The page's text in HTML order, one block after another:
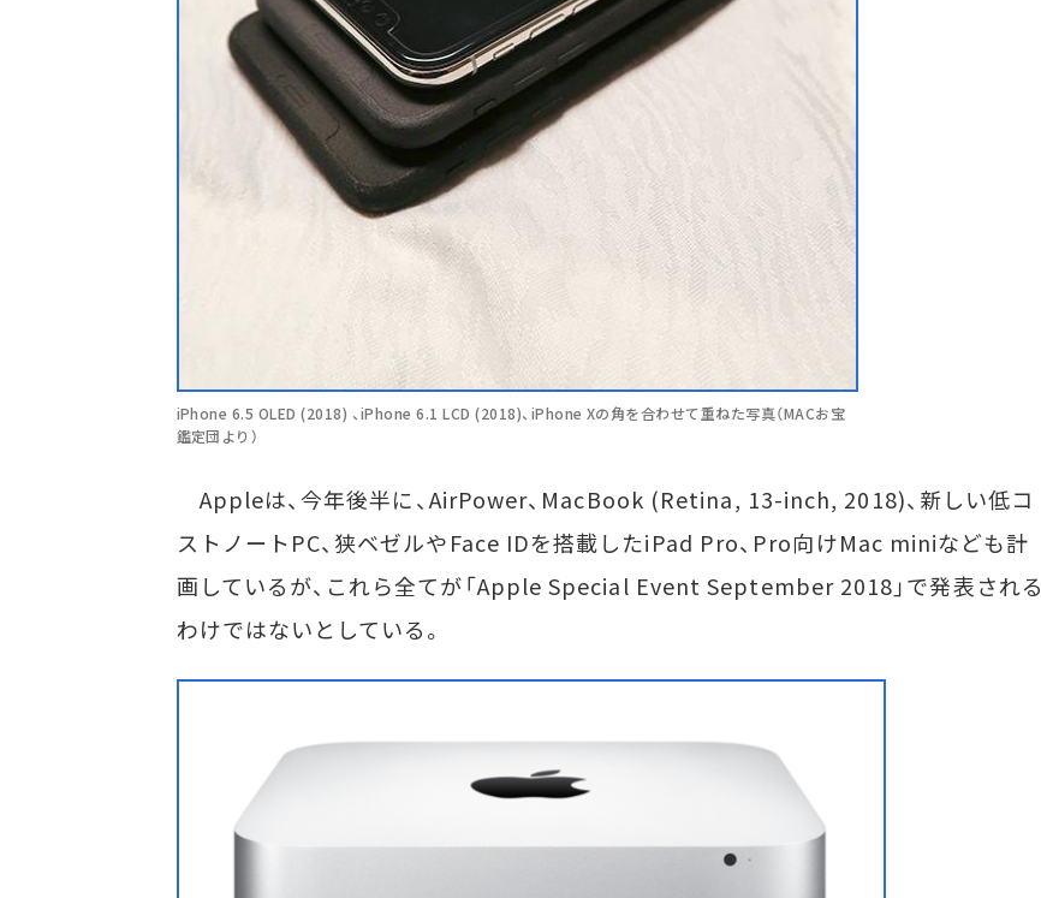
iPhone 6.5 OLED (2018) 、iPhone 6.1 LCD (2018)、iPhone Xの角を合わせて重ねた写真（MACお宝
鑑定団より）
Appleは、今年後半に、AirPower、MacBook (Retina, 13-inch, 2018)、新しい低コ
ストノートPC、狭ベゼルやFace IDを搭載したiPad Pro、Pro向けMac miniなども計
画しているが、これら全てが「Apple Special Event September 2018」で発表される
わけではないとしている。